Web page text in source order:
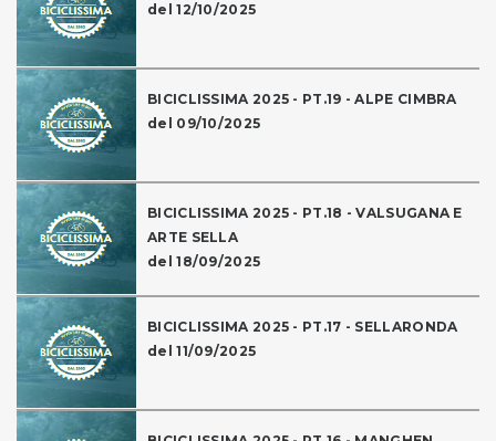
del 12/10/2025
BICICLISSIMA 2025 - PT.19 - ALPE CIMBRA
del 09/10/2025
BICICLISSIMA 2025 - PT.18 - VALSUGANA E
ARTE SELLA
del 18/09/2025
BICICLISSIMA 2025 - PT.17 - SELLARONDA
del 11/09/2025